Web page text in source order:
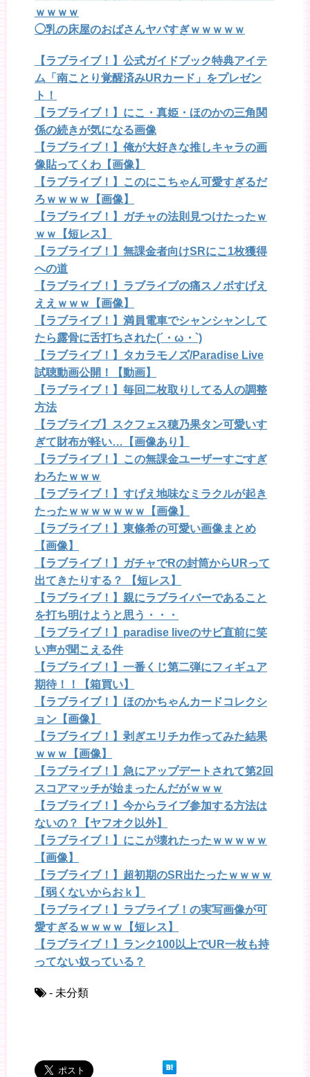
ｗｗｗｗ
◯乳の床屋のおばさんヤバすぎｗｗｗｗｗ
【ラブライブ！】公式ガイドブック特典アイテ
ム「南ことり覚醒済みURカード」をプレゼン
ト！
【ラブライブ！】にこ・真姫・ほのかの三角関
係の続きが気になる画像
【ラブライブ！】俺が大好きな推しキャラの画
像貼ってくわ【画像】
【ラブライブ！】このにこちゃん可愛すぎるだ
ろｗｗｗｗ【画像】
【ラブライブ！】ガチャの法則見つけたったｗ
ｗｗ【短レス】
【ラブライブ！】無課金者向けSRにこ1枚獲得
への道
【ラブライブ！】ラブライブの痛スノボすげえ
ええｗｗｗ【画像】
【ラブライブ！】満員電車でシャンシャンして
たら露骨に舌打ちされた(´・ω・`)
【ラブライブ！】タカラモノズ/Paradise Live
試聴動画公開！【動画】
【ラブライブ！】毎回二枚取りしてる人の調整
方法
【ラブライブ】スクフェス穂乃果タン可愛いす
ぎて財布が軽い…【画像あり】
【ラブライブ！】この無課金ユーザーすごすぎ
わろたｗｗｗ
【ラブライブ！】すげえ地味なミラクルが起き
たったｗｗｗｗｗｗｗ【画像】
【ラブライブ！】東條希の可愛い画像まとめ
【画像】
【ラブライブ！】ガチャでRの封筒からURって
出てきたりする？ 【短レス】
【ラブライブ！】親にラブライバーであること
を打ち明けようと思う・・・
【ラブライブ！】paradise liveのサビ直前に笑
い声が聞こえる件
【ラブライブ！】一番くじ第二弾にフィギュア
期待！！【箱買い】
【ラブライブ！】ほのかちゃんカードコレクシ
ョン【画像】
【ラブライブ！】剥ぎエリチカ作ってみた結果
ｗｗｗ【画像】
【ラブライブ！】急にアップデートされて第2回
スコアマッチが始まったんだがｗｗｗ
【ラブライブ！】今からライブ参加する方法は
ないの？【ヤフオク以外】
【ラブライブ！】にこが壊れたったｗｗｗｗｗ
【画像】
【ラブライブ！】超初期のSR出たったｗｗｗｗ
【弱くないからおｋ】
【ラブライブ！】ラブライブ！の実写画像が可
愛すぎるｗｗｗｗ【短レス】
【ラブライブ！】ランク100以上でUR一枚も持
ってない奴っている？
- 未分類